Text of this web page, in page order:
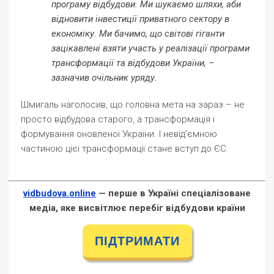
програму відбудови. Ми шукаємо шляхи, аби
відновити інвестиції приватного сектору в
економіку. Ми бачимо, що світові гіганти
зацікавлені взяти участь у реалізації програми
трансформації та відбудови України, –
зазначив очільник уряду.
Шмигаль наголосив, що головна мета на зараз – не
просто відбудова старого, а трансформація і
формування оновленої України. І невід’ємною
частиною цієї трансформації стане вступ до ЄС.
vidbudova.online — перше в Україні спеціалізоване
медіа, яке висвітлює перебіг відбудови країни
ПІДТРИМАТИ